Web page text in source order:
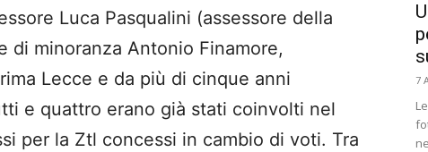
Luca Pasqualini (assessore della
di minoranza Antonio Finamore,
Lecce e da più di cinque anni
e quattro erano già stati coinvolti nel
per la Ztl concessi in cambio di voti. Tra
7